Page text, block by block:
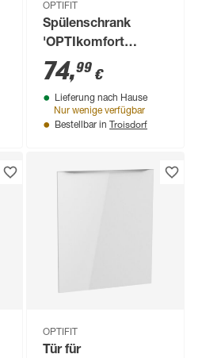
OPTIFIT
Spülenschrank
'OPTIkomfort
Ingvar420' anthrazit
matt 60 x 87 x 58,4
cm
74,99 €
Lieferung nach Hause
Nur wenige verfügbar
Bestellbar in Troisdorf
OPTIFIT
Tür für